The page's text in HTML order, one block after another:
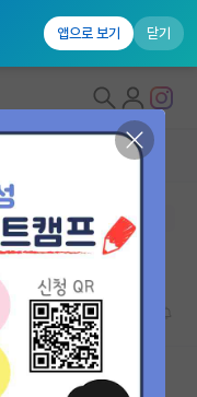
앱으로 보기 닫기